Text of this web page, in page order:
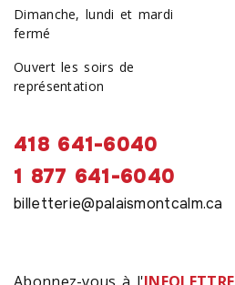
Dimanche, lundi et mardi
fermé
Ouvert les soirs de
représentation
418 641-6040
1 877 641-6040
billetterie@palaismontcalm.ca